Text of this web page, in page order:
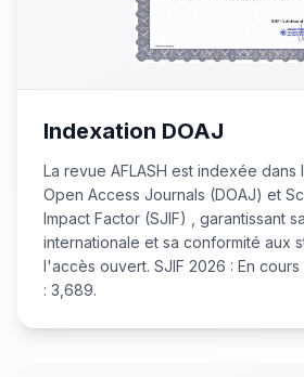
Indexation DOAJ
La revue AFLASH est indexée
Open Access Journals (DOAJ) et
Impact Factor (SJIF) , garantissant
internationale et sa conformité aux
l'accès ouvert. SJIF 2026 : En
: 3,689.